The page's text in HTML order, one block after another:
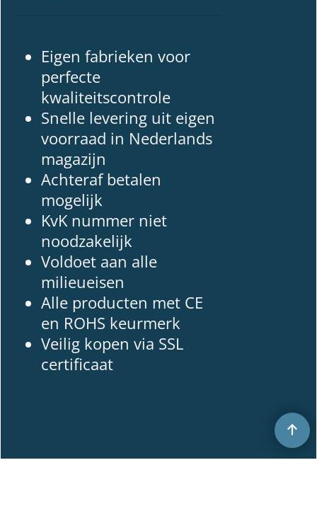
Eigen fabrieken voor
perfecte
kwaliteitscontrole
Snelle levering uit eigen
voorraad in Nederlands
magazijn
Achteraf betalen
mogelijk
KvK nummer niet
noodzakelijk
Voldoet aan alle
milieueisen
Alle producten met CE
en ROHS keurmerk
Veilig kopen via SSL
certificaat